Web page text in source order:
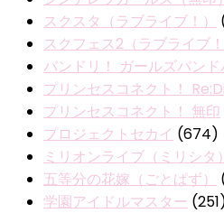
スクスタ（ラブライブ！）
スクフェス2（ラブライブ！
バンドリ！ ガールズバンド
プリンセスコネクト！
プリンセスコネクト！ 無印
プロジェクトセカイ (674)
ミリオンライブ（ミリシタ）
五等分の花嫁（ごとぱず）
学園アイドルマスター